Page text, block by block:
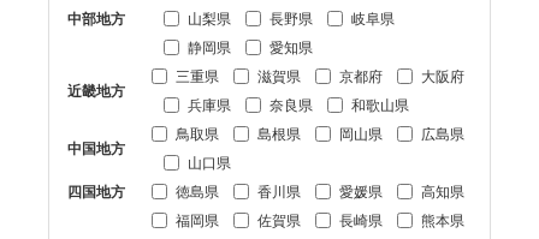
中部地方
山梨県
長野県
岐阜県
静岡県
愛知県
近畿地方
三重県 滋賀県 京都府
大阪府
兵庫県
奈良県 和歌山県
中国地方
鳥取県 島根県 岡山県
広島県
山口県
四国地方
徳島県 香川県 愛媛県 高知県
福岡県 佐賀県 長崎県
熊本県